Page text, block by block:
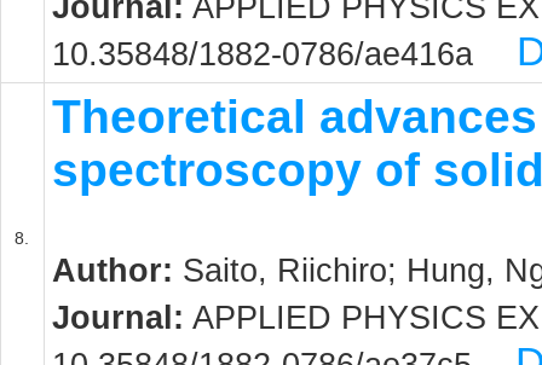
Journal: APPLIED PHYSICS
10.35848/1882-0786/ae416a
8.
Theoretical
spectroscopy of
Author: Saito, Riichiro; Hung,
Journal: APPLIED PHYSICS